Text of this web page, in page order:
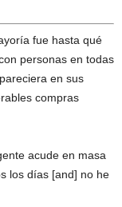
fue hasta qué
personas en todas
en sus
compras
acude en masa
los días [and] no he